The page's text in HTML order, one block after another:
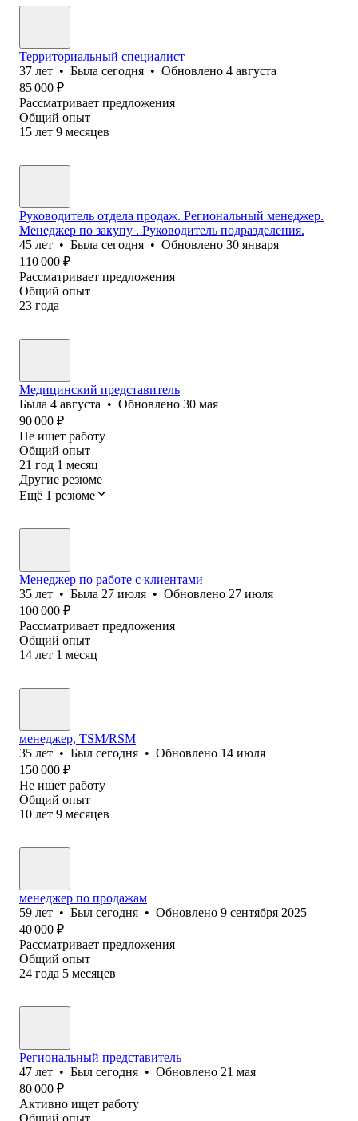
Территориальный специалист
37 лет • Была сегодня • Обновлено 4 августа
85 000 ₽
Рассматривает предложения
Общий опыт
15 лет 9 месяцев
Руководитель отдела продаж. Региональный менеджер.
Менеджер по закупу . Руководитель подразделения.
45 лет • Была сегодня • Обновлено 30 января
110 000 ₽
Рассматривает предложения
Общий опыт
23 года
Медицинский представитель
Была 4 августа • Обновлено 30 мая
90 000 ₽
Не ищет работу
Общий опыт
21 год 1 месяц
Другие резюме
Ещё 1 резюме
Менеджер по работе с клиентами
35 лет • Была 27 июля • Обновлено 27 июля
100 000 ₽
Рассматривает предложения
Общий опыт
14 лет 1 месяц
менеджер, TSM/RSM
35 лет • Был сегодня • Обновлено 14 июля
150 000 ₽
Не ищет работу
Общий опыт
10 лет 9 месяцев
менеджер по продажам
59 лет • Был сегодня • Обновлено 9 сентября 2025
40 000 ₽
Рассматривает предложения
Общий опыт
24 года 5 месяцев
Региональный представитель
47 лет • Был сегодня • Обновлено 21 мая
80 000 ₽
Активно ищет работу
Общий опыт